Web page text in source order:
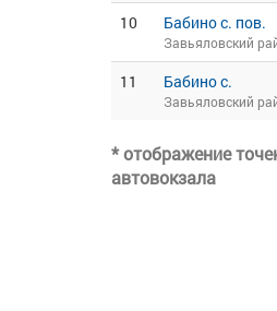
10 Бабино с. пов.
Завьяловский
11 Бабино с.
Завьяловский
* отображение
автовокзала